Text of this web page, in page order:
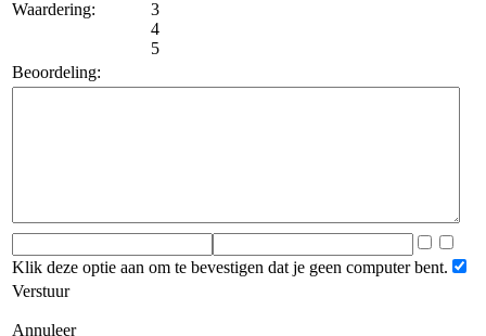
Waardering:
3
4
5
Beoordeling:
Klik deze optie aan om te bevestigen dat je geen computer bent.
Verstuur
Annuleer